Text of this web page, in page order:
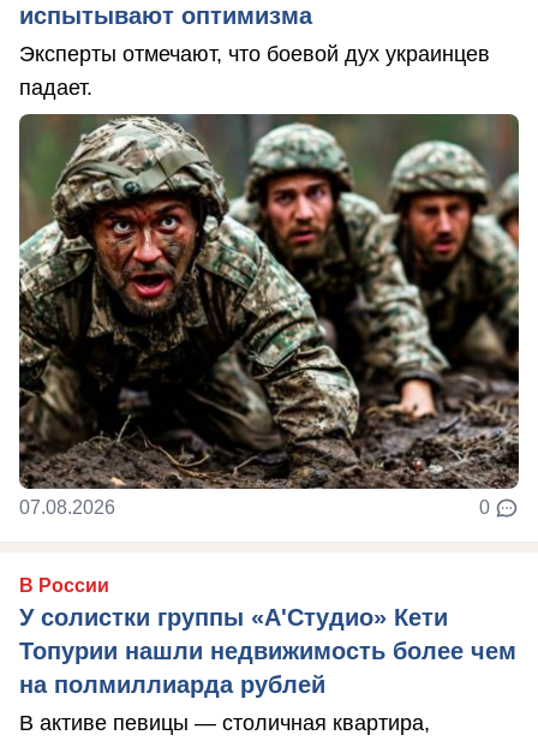
испытывают оптимизма
Эксперты отмечают, что боевой дух украинцев
падает.
07.08.2026 0
В России
У солистки группы «А'Студио» Кети
Топурии нашли недвижимость более чем
на полмиллиарда рублей
В активе певицы — столичная квартира,